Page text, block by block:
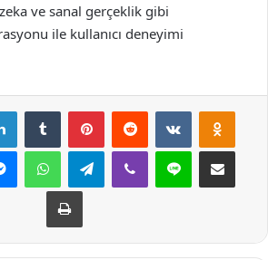
ve sanal gerçeklik gibi
ile kullanıcı deneyimi
LinkedInTumblr PinterestReddit VKontakte
MessengerWhatsAppTelegramViber Line E-Posta ile
Yazdır